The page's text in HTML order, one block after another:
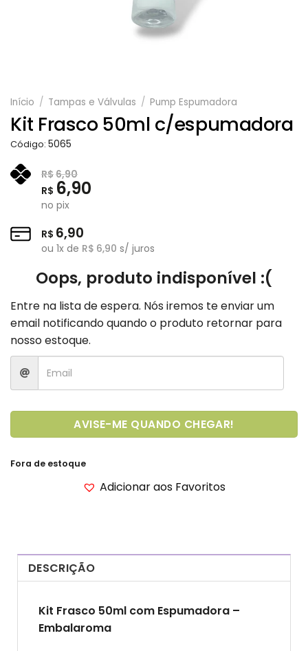
Início / Tampas e Válvulas / Pump Espumadora
Kit Frasco 50ml c/espumadora
Código: 5065
R$6,90
R$ 6,90
no pix
R$ 6,90
ou 1x de R$ 6,90 s/ juros
Oops, produto indisponível :(
Entre na lista de espera. Nós iremos te enviar um
email notificando quando o produto retornar para
nosso estoque.
AVISE-ME QUANDO CHEGAR!
Fora de estoque
Adicionar aos Favoritos
DESCRIÇÃO
Kit Frasco 50ml com Espumadora –
Embalaroma